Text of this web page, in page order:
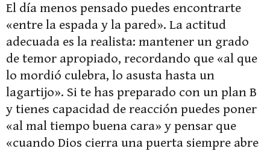
El día menos pensado puedes encontrarte
«entre la espada y la pared». La actitud
adecuada es la realista: mantener un grado
de temor apropiado, recordando que «al que
lo mordió culebra, lo asusta hasta un
lagartijo». Si te has preparado con un plan B
y tienes capacidad de reacción puedes poner
«al mal tiempo buena cara» y pensar que
«cuando Dios cierra una puerta siempre abre